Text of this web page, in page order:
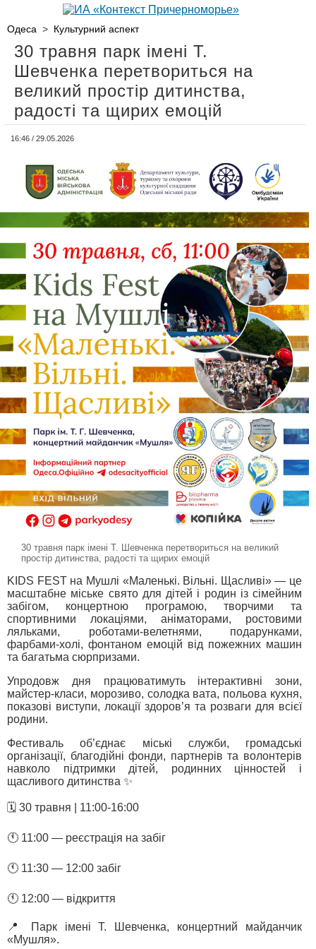
Одеса > Культурний аспект
30 травня парк імені Т.
Шевченка перетвориться на
великий простір дитинства,
радості та щирих емоцій
16:46 / 29.05.2026
30 травня парк імені Т. Шевченка перетвориться на великий
простір дитинства, радості та щирих емоцій
KIDS FEST на Мушлі «Маленькі. Вільні. Щасливі» — це
масштабне міське свято для дітей і родин із сімейним
забігом, концертною програмою, творчими та
спортивними локаціями, аніматорами, ростовими
ляльками, роботами-велетнями, подарунками,
фарбами-холі, фонтаном емоцій від пожежних машин
та багатьма сюрпризами.
Упродовж дня працюватимуть інтерактивні зони,
майстер-класи, морозиво, солодка вата, польова кухня,
показові виступи, локації здоров’я та розваги для всієї
родини.
Фестиваль об’єднає міські служби, громадські
організації, благодійні фонди, партнерів та волонтерів
навколо підтримки дітей, родинних цінностей і
щасливого дитинства ✨
🗓️ 30 травня | 11:00-16:00
🕚 11:00 — реєстрація на забіг
🕚 11:30 — 12:00 забіг
🕚 12:00 — відкриття
📍 Парк імені Т. Шевченка, концертний майданчик
«Мушля».